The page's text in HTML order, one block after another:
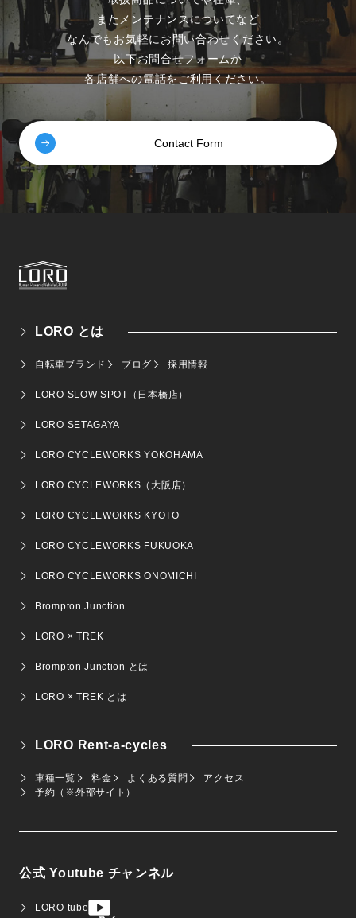
またメンテナンスについてなど
なんでもお気軽にお問い合わせください。
以下お問合せフォームか
各店舗への電話をご利用ください。
Contact Form
LORO とは
自転車ブランド ブログ 採用情報
LORO SLOW SPOT（日本橋店）
LORO SETAGAYA
LORO CYCLEWORKS YOKOHAMA
LORO CYCLEWORKS（大阪店）
LORO CYCLEWORKS KYOTO
LORO CYCLEWORKS FUKUOKA
LORO CYCLEWORKS ONOMICHI
Brompton Junction
LORO × TREK
Brompton Junction とは
LORO × TREK とは
LORO Rent-a-cycles
車種一覧 料金 よくある質問
アクセス
予約（※外部サイト）
公式 Youtube チャンネル
LORO tube